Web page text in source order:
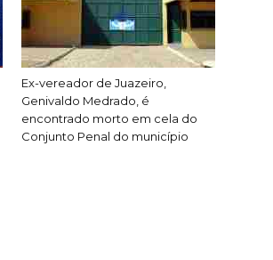
Ex-vereador de Juazeiro,
Genivaldo Medrado, é
encontrado morto em cela do
Conjunto Penal do município